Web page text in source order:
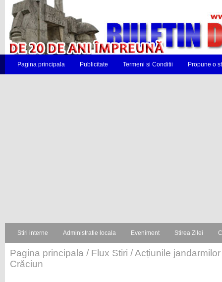
Pagina principala Publicitate Termeni si Conditii Propune o
Stiri interne Administratie locala Eveniment Stirea Zilei
Pagina principala / Flux Stiri / Acțiunile
Crăciun